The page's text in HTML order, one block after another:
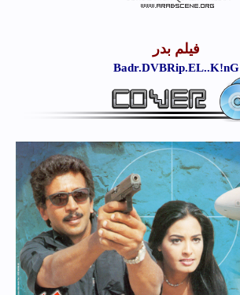
فيلم بدر
Badr.DVBRip.EL..K!nG